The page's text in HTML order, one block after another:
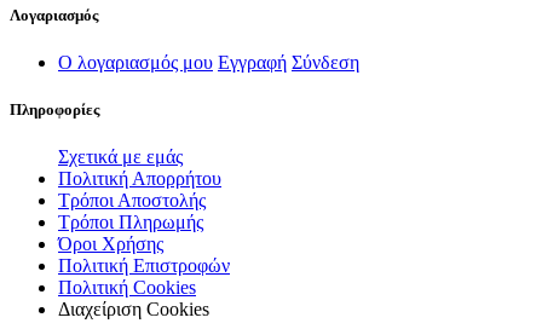
Λογαριασμός
Ο λογαριασμός μου Εγγραφή Σύνδεση
Πληροφορίες
Σχετικά με εμάς
Πολιτική Απορρήτου
Τρόποι Αποστολής
Τρόποι Πληρωμής
Όροι Χρήσης
Πολιτική Επιστροφών
Πολιτική Cookies
Διαχείριση Cookies